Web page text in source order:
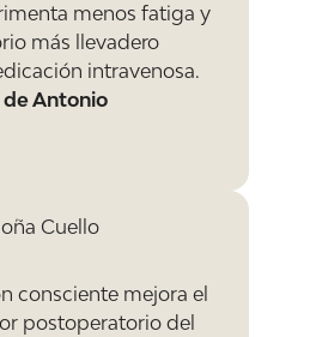
menos fatiga y
más llevadero
intravenosa.
de Antonio
consciente mejora el
postoperatorio del